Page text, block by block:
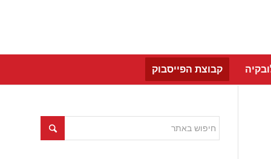
קבוצת הפייסבוק